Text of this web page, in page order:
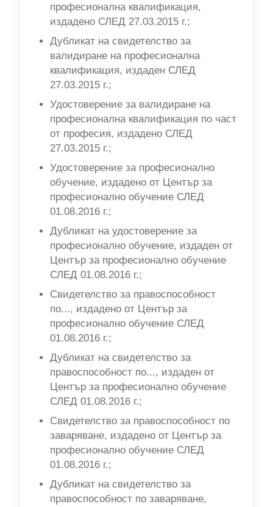
професионална квалификация,
издадено СЛЕД 27.03.2015 г.;
Дубликат на свидетелство за
валидиране на професионална
квалификация, издаден СЛЕД
27.03.2015 г.;
Удостоверение за валидиране на
професионална квалификация по част
от професия, издадено СЛЕД
27.03.2015 г.;
Удостоверение за професионално
обучение, издадено от Център за
професионално обучение СЛЕД
01.08.2016 г.;
Дубликат на удостоверение за
професионално обучение, издаден от
Център за професионално обучение
СЛЕД 01.08.2016 г.;
Свидетелство за правоспособност
по..., издадено от Център за
професионално обучение СЛЕД
01.08.2016 г.;
Дубликат на свидетелство за
правоспособност по..., издаден от
Център за професионално обучение
СЛЕД 01.08.2016 г.;
Свидетелство за правоспособност по
заваряване, издадено от Център за
професионално обучение СЛЕД
01.08.2016 г.;
Дубликат на свидетелство за
правоспособност по заваряване,